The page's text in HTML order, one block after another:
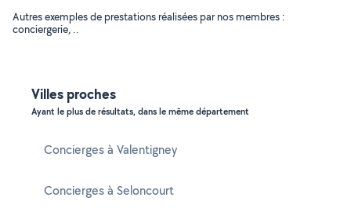
Autres exemples de prestations réalisées par nos membres :
conciergerie, ..
Villes proches
Ayant le plus de résultats, dans le même département
Concierges à Valentigney
Concierges à Seloncourt